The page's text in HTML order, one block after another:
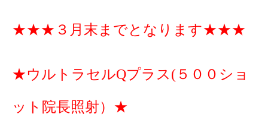
★★★３月末までとなります★★★
★ウルトラセルQプラス(５００ショ
ット院長照射）★